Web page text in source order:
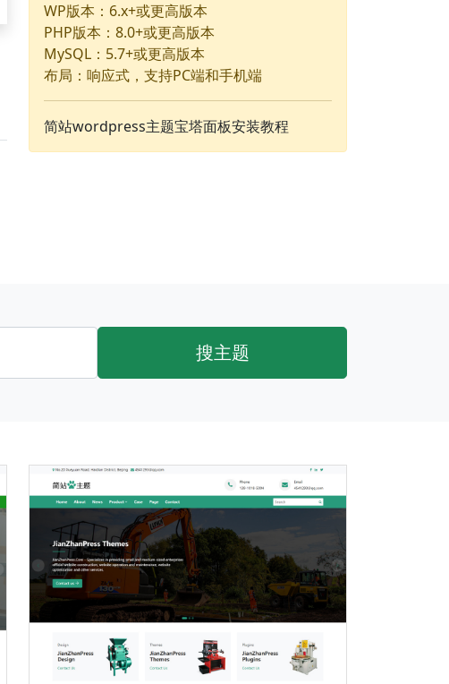
WP版本：6.x+或更高版本
PHP版本：8.0+或更高版本
MySQL：5.7+或更高版本
布局：响应式，支持PC端和手机端
简站wordpress主题宝塔面板安装教程
搜主题